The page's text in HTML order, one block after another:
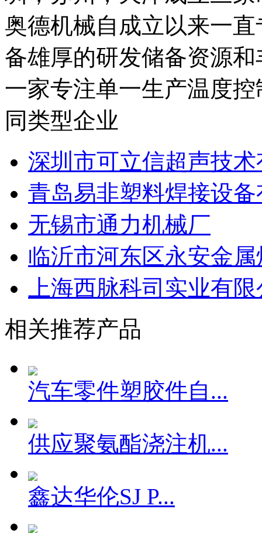
圳，苏州，天津成立三
奥德机械自成立以来一
备雄厚的研发储备资源
一家专注单一生产温度
同类型企业
深圳市可立信超声技
青岛易非塑料焊接设
无锡市通力机械厂
临沂市河东区永安金
上海西脉科司实业有限
相关推荐产品
汽车零件塑胶件自...
供应聚氨酯浇注机...
鑫达华伦SJ P...